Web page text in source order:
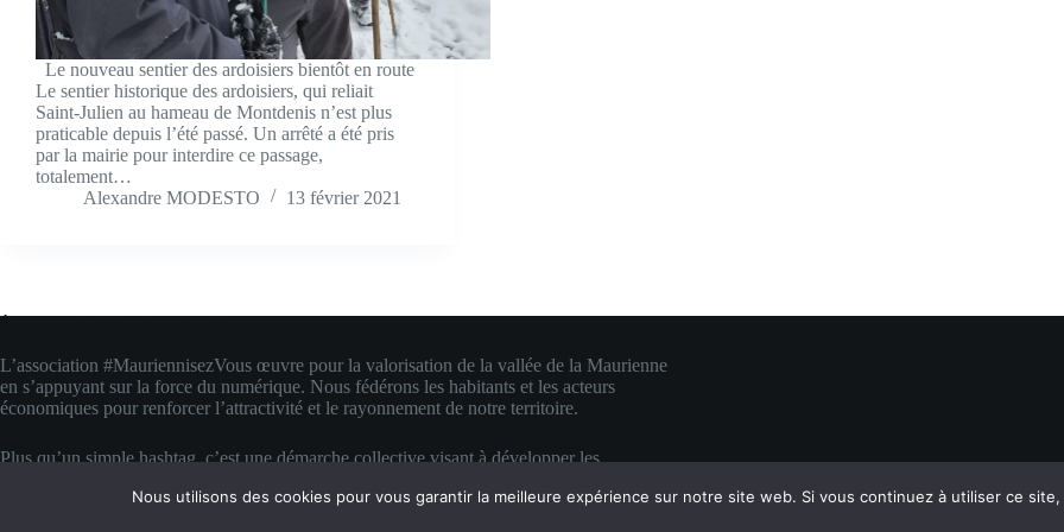
Le nouveau sentier des ardoisiers bientôt en route
Le sentier historique des ardoisiers, qui reliait
Saint-Julien au hameau de Montdenis n’est plus
praticable depuis l’été passé. Un arrêté a été pris
par la mairie pour interdire ce passage,
totalement…
Alexandre MODESTO
13 février 2021
L’association #MauriennisezVous œuvre pour la valorisation de la vallée de la Maurienne
en s’appuyant sur la force du numérique. Nous fédérons les habitants et les acteurs
économiques pour renforcer l’attractivité et le rayonnement de notre territoire.
Plus qu’un simple hashtag, c’est une démarche collective visant à développer les
concrète pour faire rayonner la Maurienne bien au-delà de ses montagnes.
Nous utilisons des cookies pour vous garantir la meilleure expérience sur notre site web. Si vous continuez à utiliser ce